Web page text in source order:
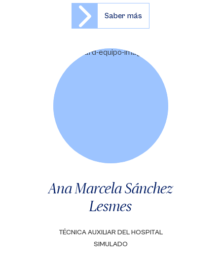
Saber más
Ana Marcela Sánchez
Lesmes
TÉCNICA AUXILIAR DEL HOSPITAL
SIMULADO